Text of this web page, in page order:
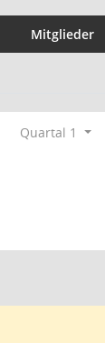
Mitglieder
Quartal 1